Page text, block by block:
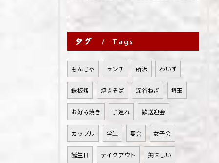
タグ Tags
もんじゃ ランチ 所沢 わいず
鉄板焼 焼きそば 深谷ねぎ 埼玉
お好み焼き 子連れ 歓送迎会
カップル 学生 宴会 女子会
誕生日 テイクアウト 美味しい